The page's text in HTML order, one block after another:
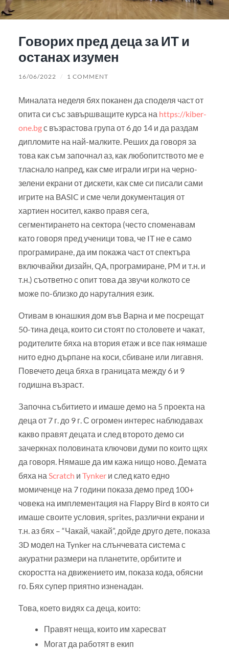
Говорих пред деца за ИТ и
останах изумен
16/06/2022 / 1 COMMENT
Миналата неделя бях поканен да споделя част от
опита си със завършващите курса на https://kiber-
one.bgс възрастова група от 6 до 14 и да раздам
дипломите на най-малките. Реших да говоря за
това как съм започнал аз, как любопитството ме е
тласнало напред, как сме играли игри на черно-
зелени екрани от дискети, как сме си писали сами
игрите на BASIC и сме чели документация от
хартиен носител, какво правя сега,
сегментирането на сектора (често споменавам
като говоря пред ученици това, че IT не е само
програмиране, да им покажа част от спектъра
включвайки дизайн, QA, програмиране, PM и т.н. и
т.н.) съответно с опит това да звучи колкото се
може по-близко до наруталния език.
Отивам в юнашкия дом във Варна и ме посрещат
50-тина деца, които си стоят по столовете и чакат,
родителите бяха на втория етаж и все пак нямаше
нито едно дърпане на коси, сбиване или лигавня.
Повечето деца бяха в границата между 6 и 9
годишна възраст.
Започна събитието и имаше демо на 5 проекта на
деца от 7 г. до 9 г. С огромен интерес наблюдавах
какво правят децата и след второто демо си
зачеркнах половината ключови думи по които щях
да говоря. Нямаше да им кажа нищо ново. Демата
бяха на Scratch и Tynkerи след като едно
момиченце на 7 години показа демо пред 100+
човека на имплементация на Flappy Bird в която си
имаше своите условия, sprites, различни екрани и
т.н. аз бях – “Чакай, чакай”, дойде друго дете, показа
3D модел на Tynker на слънчевата система с
акуратни размери на планетите, орбитите и
скоростта на движението им, показа кода, обясни
го. Бях супер приятно изненадан.
Това, което видях са деца, които:
Правят неща, които им харесват
Могат да работят в екип